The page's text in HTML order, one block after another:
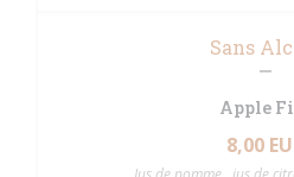
Sans
Apple
8,00